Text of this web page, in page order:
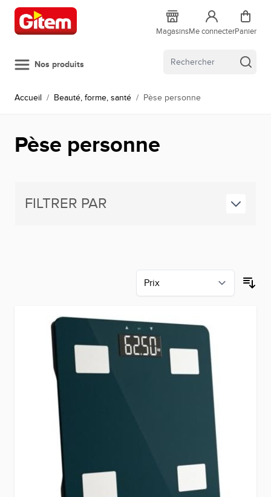
Allez au contenu
MagasinsMe connecterPanier
Nos produits
Accueil / Beauté, forme, santé / Pèse personne
Pèse personne
FILTRER PAR